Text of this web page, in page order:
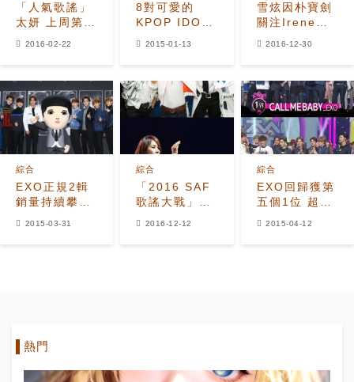
「人氣歌謠」
太妍 上周第一
2016-02-22
8對可愛的
KPOP IDOL
2015-01-13
雪炫因朴寶劍
關注Irene舞
幸福
2016-12-30
EXO正規2輯
銷量持續攀
綜合
2015-03-31
「2016 SAF
歌謠大戰」第
綜合
2016-12-12
EXO回歸獲第
五個1位 超高
綜合
2015-04-12
熱門